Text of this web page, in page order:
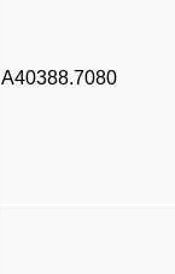
A40388.7080